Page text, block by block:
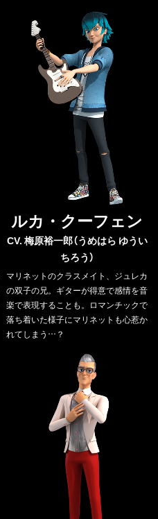
ルカ・クーフェン
CV. 梅原裕一郎（うめはら ゆうい
ちろう）
マリネットのクラスメイト、ジュレカ
の双子の兄。ギターが得意で感情を音
楽で表現することも。ロマンチックで
落ち着いた様子にマリネットも心惹か
れてしまう…？